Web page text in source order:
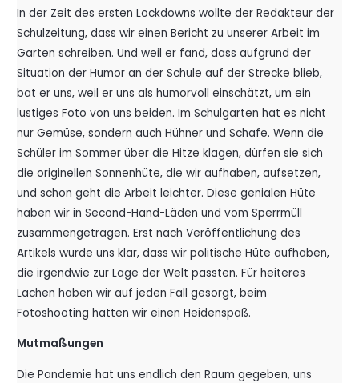
In der Zeit des ersten Lockdowns wollte der Redakteur der
Schulzeitung, dass wir einen Bericht zu unserer Arbeit im
Garten schreiben. Und weil er fand, dass aufgrund der
Situation der Humor an der Schule auf der Strecke blieb,
bat er uns, weil er uns als humorvoll einschätzt, um ein
lustiges Foto von uns beiden. Im Schulgarten hat es nicht
nur Gemüse, sondern auch Hühner und Schafe. Wenn die
Schüler im Sommer über die Hitze klagen, dürfen sie sich
die originellen Sonnenhüte, die wir aufhaben, aufsetzen,
und schon geht die Arbeit leichter. Diese genialen Hüte
haben wir in Second-Hand-Läden und vom Sperrmüll
zusammengetragen. Erst nach Veröffentlichung des
Artikels wurde uns klar, dass wir politische Hüte aufhaben,
die irgendwie zur Lage der Welt passten. Für heiteres
Lachen haben wir auf jeden Fall gesorgt, beim
Fotoshooting hatten wir einen Heidenspaß.
Mutmaßungen
Die Pandemie hat uns endlich den Raum gegeben, uns